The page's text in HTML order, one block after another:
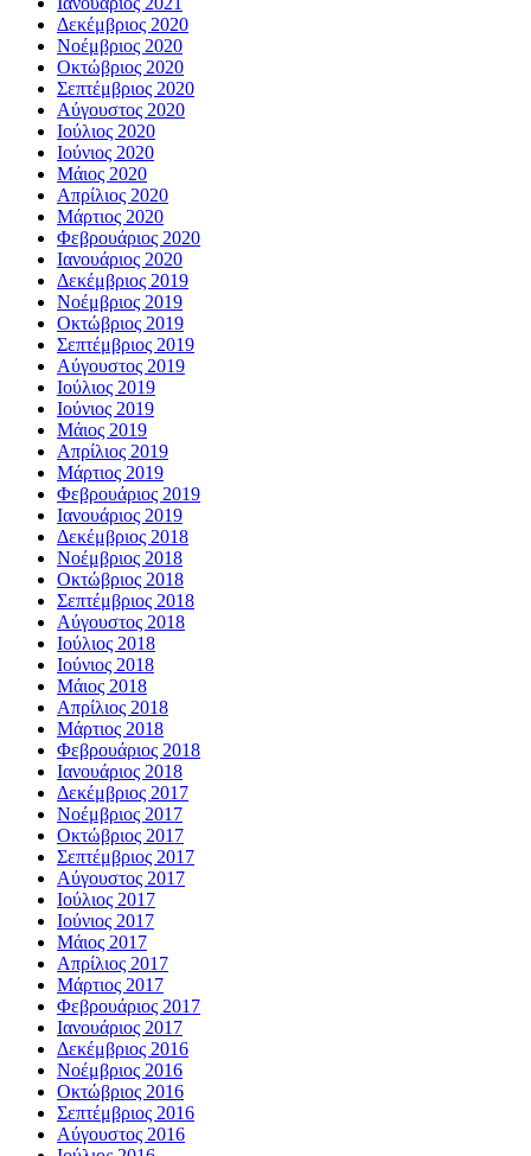
Δεκέμβριος 2020
Νοέμβριος 2020
Οκτώβριος 2020
Σεπτέμβριος 2020
Αύγουστος 2020
Ιούλιος 2020
Ιούνιος 2020
Μάιος 2020
Απρίλιος 2020
Μάρτιος 2020
Φεβρουάριος 2020
Ιανουάριος 2020
Δεκέμβριος 2019
Νοέμβριος 2019
Οκτώβριος 2019
Σεπτέμβριος 2019
Αύγουστος 2019
Ιούλιος 2019
Ιούνιος 2019
Μάιος 2019
Απρίλιος 2019
Μάρτιος 2019
Φεβρουάριος 2019
Ιανουάριος 2019
Δεκέμβριος 2018
Νοέμβριος 2018
Οκτώβριος 2018
Σεπτέμβριος 2018
Αύγουστος 2018
Ιούλιος 2018
Ιούνιος 2018
Μάιος 2018
Απρίλιος 2018
Μάρτιος 2018
Φεβρουάριος 2018
Ιανουάριος 2018
Δεκέμβριος 2017
Νοέμβριος 2017
Οκτώβριος 2017
Σεπτέμβριος 2017
Αύγουστος 2017
Ιούλιος 2017
Ιούνιος 2017
Μάιος 2017
Απρίλιος 2017
Μάρτιος 2017
Φεβρουάριος 2017
Ιανουάριος 2017
Δεκέμβριος 2016
Νοέμβριος 2016
Οκτώβριος 2016
Σεπτέμβριος 2016
Αύγουστος 2016